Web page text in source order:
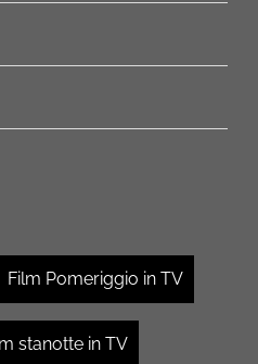
Film Pomeriggio in TV
stanotte in TV